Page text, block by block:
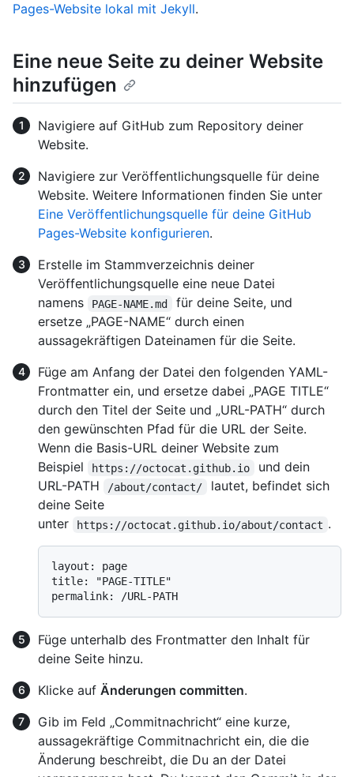
Pages-Website lokal mit Jekyll.
Eine neue Seite zu deiner Website
hinzufügen
Navigiere auf GitHub zum Repository deiner
Website.
Navigiere zur Veröffentlichungsquelle für deine
Website. Weitere Informationen finden Sie unter
Eine Veröffentlichungsquelle für deine GitHub
Pages-Website konfigurieren.
Erstelle im Stammverzeichnis deiner
Veröffentlichungsquelle eine neue Datei
namens
PAGE-NAME.md
für deine Seite, und
ersetze „PAGE-NAME“ durch einen
aussagekräftigen Dateinamen für die Seite.
Füge am Anfang der Datei den folgenden YAML-
Frontmatter ein, und ersetze dabei „PAGE TITLE“
durch den Titel der Seite und „URL-PATH“ durch
den gewünschten Pfad für die URL der Seite.
Wenn die Basis-URL deiner Website zum
Beispiel
https://octocat.github.io
und dein
URL-PATH
/about/contact/
lautet, befindet sich
deine Seite
unter
https://octocat.github.io/about/contact .
layout: page
title: "PAGE-TITLE"
Füge unterhalb des Frontmatter den Inhalt für
deine Seite hinzu.
Klicke auf Änderungen committen.
Gib im Feld „Commitnachricht“ eine kurze,
aussagekräftige Commitnachricht ein, die die
Änderung beschreibt, die Du an der Datei